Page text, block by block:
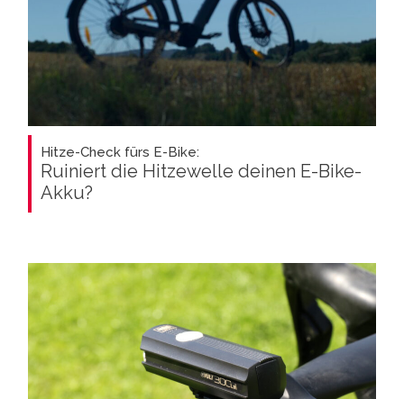
Hitze-Check fürs E-Bike:
Ruiniert die Hitzewelle deinen E-Bike-
Akku?